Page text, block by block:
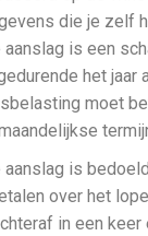
die je zelf
aanslag is een
het jaar
moet
aanslag is
over het
in een keer